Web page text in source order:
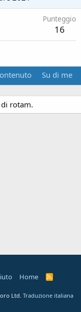
Punteggio
16
Su di me
rotam.
Home
R
Ltd. Traduzione italiana